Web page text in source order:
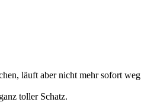
läuft aber nicht mehr sofort weg
toller Schatz.